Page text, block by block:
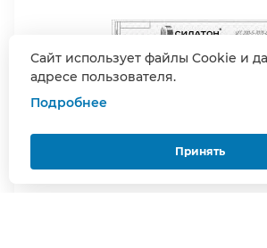
Сайт использует файлы Cookie и
адресе пользователя.
Подробнее
Принять